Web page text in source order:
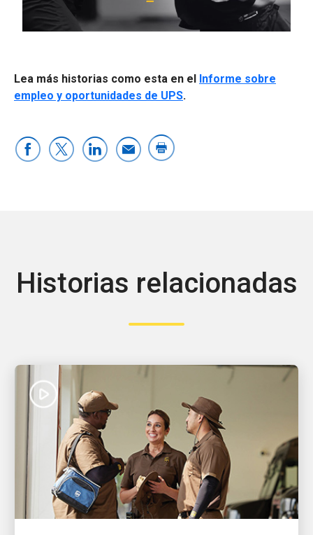
Lea más historias como esta en el Informe sobre
empleo y oportunidades de UPS.
Historias relacionadas